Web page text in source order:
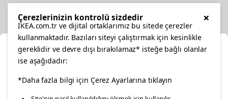
facebooktwitterinstagrampinterestyoutube
Konumunuzu Seçin
×
Çerezlerinizin kontrolü sizdedir
IKEA.com.tr ve dijital ortaklarımız bu sitede çerezler
kullanmaktadır. Bazıları siteyi çalıştırmak için kesinlikle
gereklidir ve devre dışı bırakılamaz* isteğe bağlı olanlar
ise aşağıdadır:
*Daha fazla bilgi için Çerez Ayarlarına tıklayın